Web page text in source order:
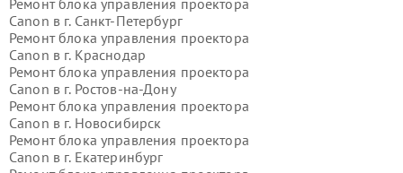
Ремонт блока управления проектора
Canon в г. Санкт-Петербург
Ремонт блока управления проектора
Canon в г. Краснодар
Ремонт блока управления проектора
Canon в г. Ростов-на-Дону
Ремонт блока управления проектора
Canon в г. Новосибирск
Ремонт блока управления проектора
Canon в г. Екатеринбург